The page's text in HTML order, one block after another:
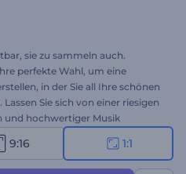
sie zu sammeln auch.
perfekte Wahl, um eine
in der Sie all Ihre schönen
Sie sich von einer riesigen
und hochwertiger Musik
Bilder hoch, fügen Sie Ihren Text
Minuten eine faszinierende
9:16 1:1